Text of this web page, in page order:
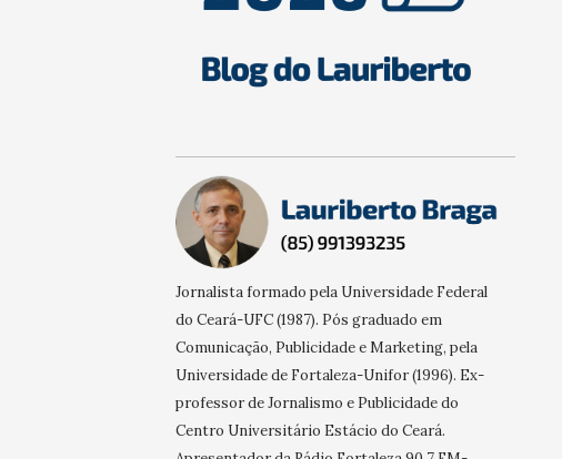
Jornalista formado pela Universidade Federal
do Ceará-UFC (1987). Pós graduado em
Comunicação, Publicidade e Marketing, pela
Universidade de Fortaleza-Unifor (1996). Ex-
professor de Jornalismo e Publicidade do
Centro Universitário Estácio do Ceará.